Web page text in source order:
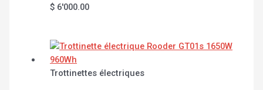
$ 6'000.00
Trottinettes électriques